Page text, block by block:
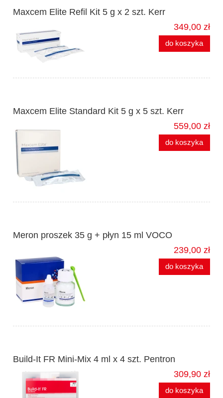
Maxcem Elite Refil Kit 5 g x 2 szt. Kerr
349,00 zł
do koszyka
Maxcem Elite Standard Kit 5 g x 5 szt. Kerr
559,00 zł
do koszyka
Meron proszek 35 g + płyn 15 ml VOCO
239,00 zł
do koszyka
Build-It FR Mini-Mix 4 ml x 4 szt. Pentron
309,90 zł
do koszyka